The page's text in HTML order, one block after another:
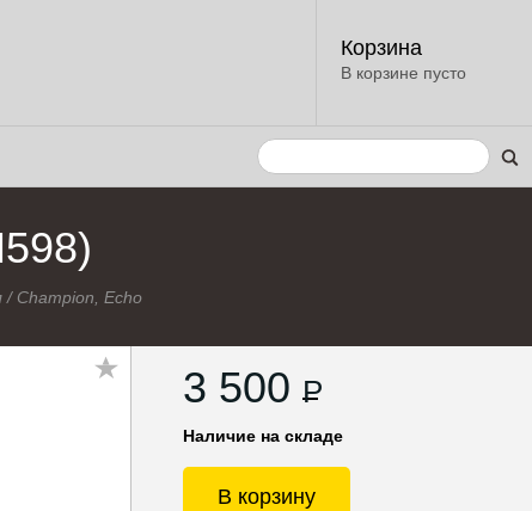
Корзина
В корзине пусто
/ Champion, Echo
3 500 P
Наличие на складе
В корзину